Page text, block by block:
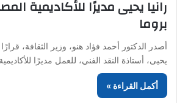
رانيا يحيى مديرًا للأكاديمية
بروما
أصدر الدكتور أحمد فؤاد هنو، وزير الثقافة، قرارًا
يحيى، أستاذة النقد الفني، للعمل مديرًا
أكمل القراءة »